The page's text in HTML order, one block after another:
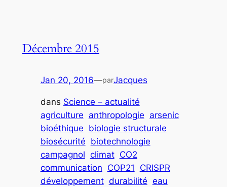
Décembre 2015
Jan 20, 2016—parJacques
dans Science – actualité
agriculture anthropologie arsenic
bioéthique biologie structurale
biosécurité biotechnologie
campagnol climat CO2
communication COP21
CRISPR
développement durabilité eau